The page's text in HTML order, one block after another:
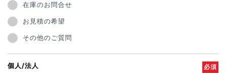
在庫のお問合せ
お見積の希望
その他のご質問
個人/法人 必須